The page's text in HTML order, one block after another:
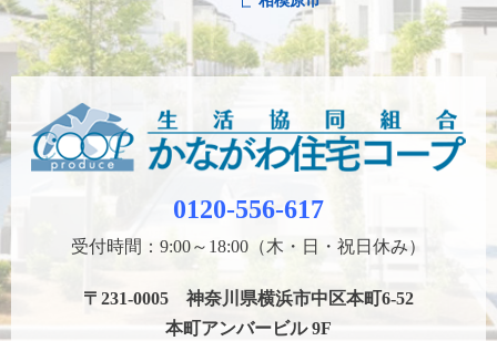
0120-556-617
受付時間：9:00～18:00（木・日・祝日休み）
〒231-0005 神奈川県横浜市中区本町6-52
本町アンバービル 9F